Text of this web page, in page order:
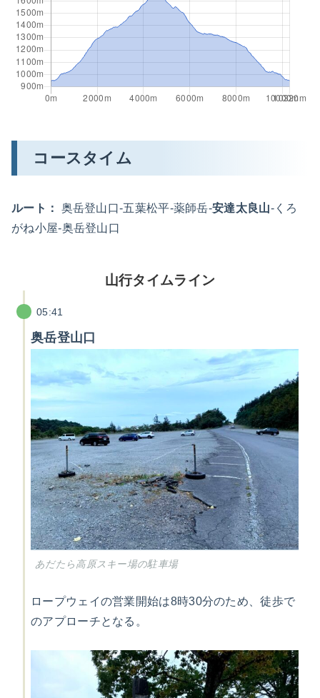
コースタイム
ルート： 奥岳登山口-五葉松平-薬師岳-安達太良山-くろ
がね小屋-奥岳登山口
山行タイムライン
05:41
奥岳登山口
あだたら高原スキー場の駐車場
ロープウェイの営業開始は8時30分のため、徒歩で
のアプローチとなる。